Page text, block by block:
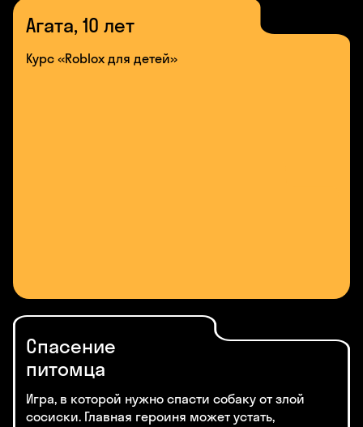
Агата, 10 лет
Курс «Roblox для детей»
Спасение
питомца
Игра, в которой нужно спасти собаку от злой
сосиски. Главная героиня может устать,